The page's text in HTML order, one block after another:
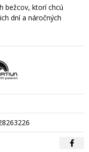
bežcov, ktorí chcú
dní a náročných